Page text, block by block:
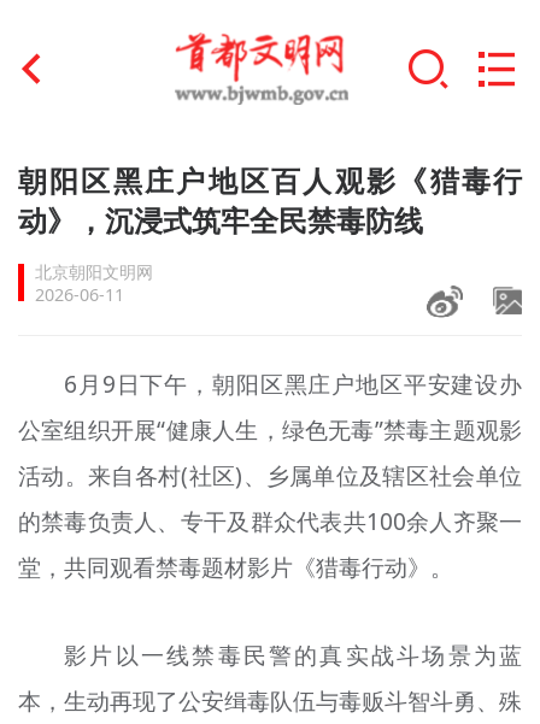
首页
文明创建
文明实践
未成年人思想道德建设
榜样人物
+
身边好人
文明评论
宣传思想文化人才
朝阳区黑庄户地区百人观影《猎毒行
动》，沉浸式筑牢全民禁毒防线
北京朝阳文明网
2026-06-11
6月9日下午，朝阳区黑庄户地区平安建设办
公室组织开展“健康人生，绿色无毒”禁毒主题观影
活动。来自各村(社区)、乡属单位及辖区社会单位
的禁毒负责人、专干及群众代表共100余人齐聚一
堂，共同观看禁毒题材影片《猎毒行动》。
影片以一线禁毒民警的真实战斗场景为蓝
本，生动再现了公安缉毒队伍与毒贩斗智斗勇、殊